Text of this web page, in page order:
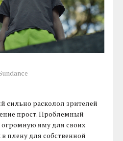
сильно расколол зрителей
прост. Проблемный
яму для своих
плену для собственной